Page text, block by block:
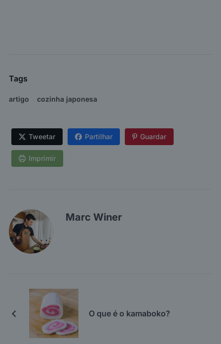
Tags
artigo cozinha japonesa
Tweetar Partilhar Guardar
Imprimir
Marc Winer
O que é o kamaboko?